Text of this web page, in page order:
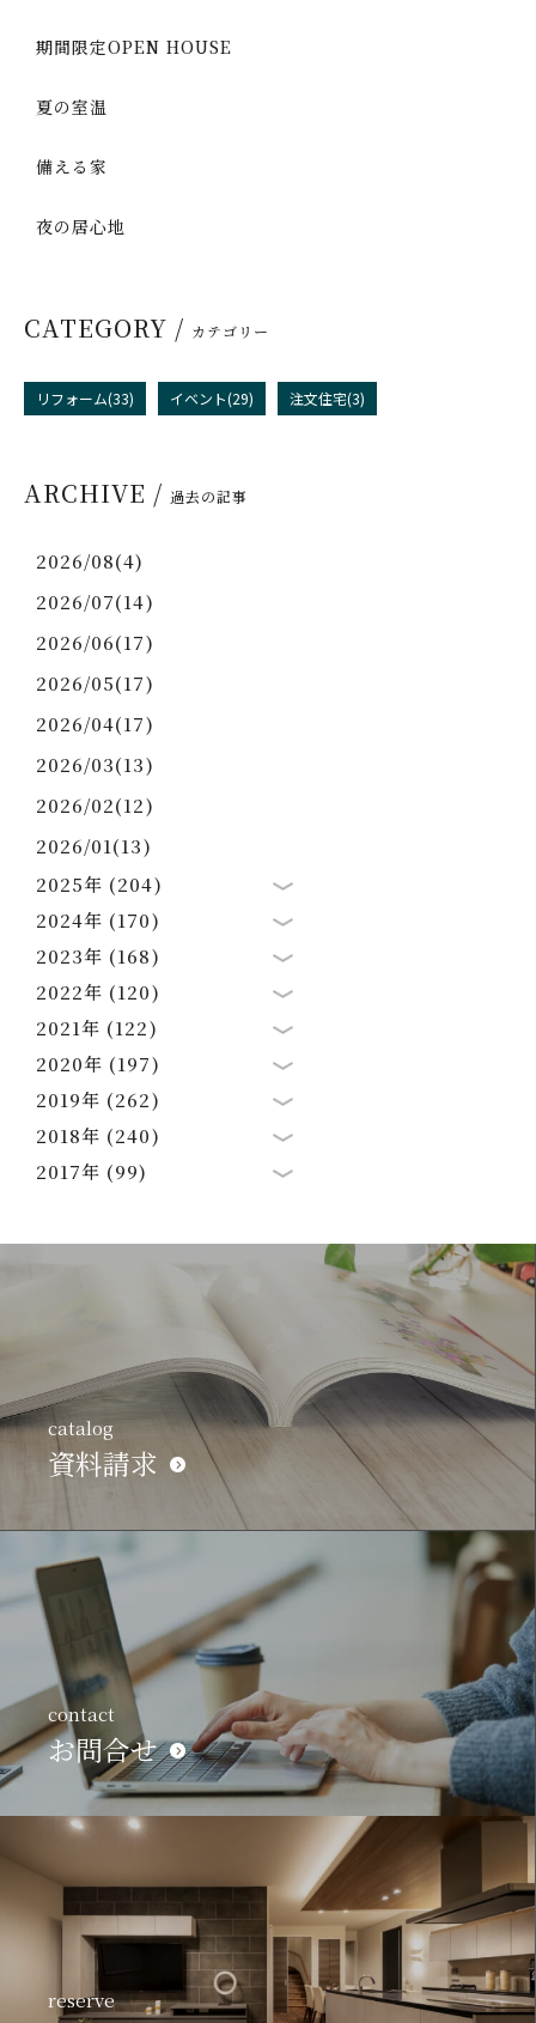
期間限定OPEN HOUSE
夏の室温
備える家
夜の居心地
CATEGORY / カテゴリー
リフォーム(33) イベント(29) 注文住宅(3)
ARCHIVE / 過去の記事
2026/08(4)
2026/07(14)
2026/06(17)
2026/05(17)
2026/04(17)
2026/03(13)
2026/02(12)
2026/01(13)
2025年 (204)
2024年 (170)
2023年 (168)
2022年 (120)
2021年 (122)
2020年 (197)
2019年 (262)
2018年 (240)
2017年 (99)
catalog
資料請求
contact
お問合せ
reserve